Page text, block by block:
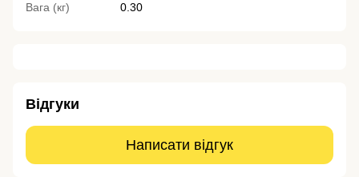
Вага (кг)
0.30
Відгуки
Написати відгук